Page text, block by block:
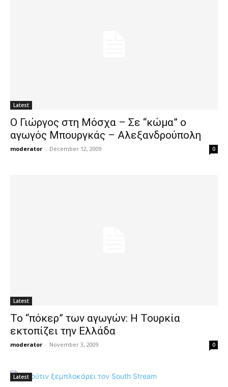
Latest
Ο Γιώργος στη Μόσχα – Σε “κώμα” ο
αγωγός Μπουργκάς – Αλεξανδρούπολη
moderator - December 12, 2009 0
Latest
Το “πόκερ” των αγωγών: Η Τουρκία
εκτοπίζει την Ελλάδα
moderator - November 3, 2009 0
Latest